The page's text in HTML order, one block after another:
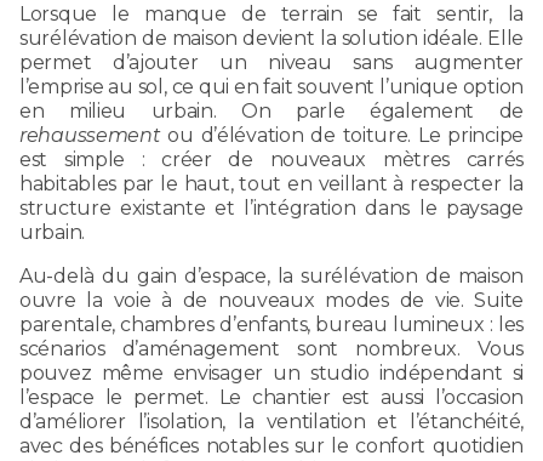
Lorsque le manque de terrain se fait sentir, la
surélévation de maison devient la solution idéale. Elle
permet d’ajouter un niveau sans augmenter
l’emprise au sol, ce qui en fait souvent l’unique option
en milieu urbain. On parle également de
rehaussementou d’élévation de toiture. Le principe
est simple : créer de nouveaux mètres carrés
habitables par le haut, tout en veillant à respecter la
structure existante et l’intégration dans le paysage
urbain.
Au-delà du gain d’espace, la surélévation de maison
ouvre la voie à de nouveaux modes de vie. Suite
parentale, chambres d’enfants, bureau lumineux : les
scénarios d’aménagement sont nombreux. Vous
pouvez même envisager un studio indépendant si
l’espace le permet. Le chantier est aussi l’occasion
d’améliorer l’isolation, la ventilation et l’étanchéité,
avec des bénéfices notables sur le confort quotidien